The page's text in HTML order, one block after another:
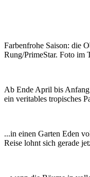
Farbenfrohe Saison: die
Rung/PrimeStar. Foto
Ab Ende April bis
ein veritables tropisches
...in einen Garten Eden
Reise lohnt sich gerade